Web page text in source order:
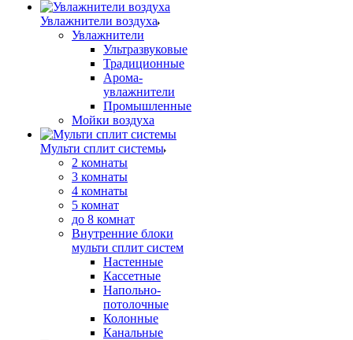
Увлажнители воздуха
Увлажнители
Ультразвуковые
Традиционные
Арома-
увлажнители
Промышленные
Мойки воздуха
Мульти сплит системы
2 комнаты
3 комнаты
4 комнаты
5 комнат
до 8 комнат
Внутренние блоки
мульти сплит систем
Настенные
Кассетные
Напольно-
потолочные
Колонные
Канальные